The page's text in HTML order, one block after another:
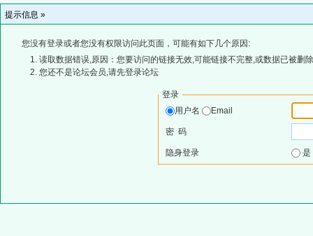
提示信息 »
您没有登录或者您没有权限访问此页面，可能有如下几个原因:
读取数据错误,原因：您要访问的链接无效,可能链接不完整,或数据已被删
您还不是论坛会员,请先登录论坛
登录
用户名
Email
密 码
隐身登录